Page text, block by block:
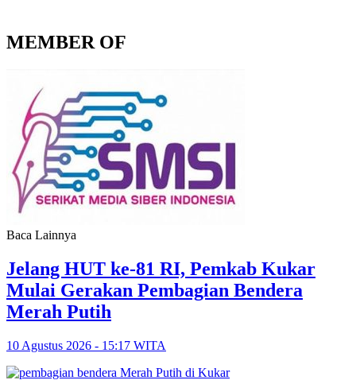
MEMBER OF
Baca Lainnya
Jelang HUT ke-81 RI, Pemkab Kukar
Mulai Gerakan Pembagian Bendera
Merah Putih
10 Agustus 2026 - 15:17 WITA